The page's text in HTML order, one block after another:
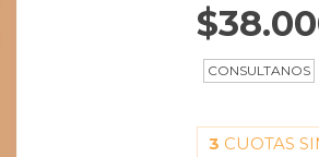
3 CUOTAS